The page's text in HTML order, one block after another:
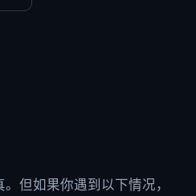
但如果你遇到以下情况，